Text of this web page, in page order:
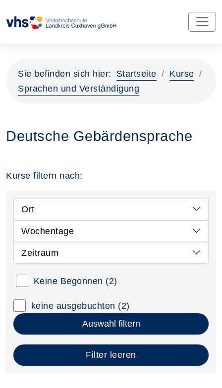
Sie befinden sich hier: Startseite
Kurse
Sprachen und Verständigung
Deutsche Gebärdensprache
Kurse filtern nach:
Ort
Wochentage
Zeitraum
Keine Begonnen (2)
keine ausgebuchten (2)
Auswahl filtern
Filter leeren